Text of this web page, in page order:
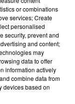
son
de 18 000
juillet 2026,
or combinations
services; Create
personalised
security, prevent and
and content;
may
data to offer
information actively
combine data from
devices based on